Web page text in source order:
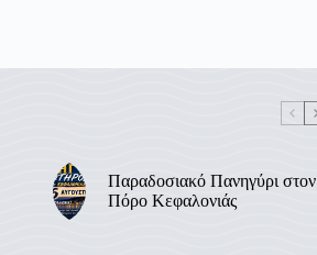
Παραδοσιακό Πανηγύρι στον
Πόρο Κεφαλονιάς